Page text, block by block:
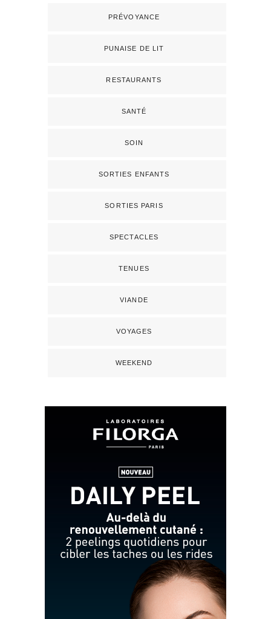
PRÉVOYANCE
PUNAISE DE LIT
RESTAURANTS
SANTÉ
SOIN
SORTIES ENFANTS
SORTIES PARIS
SPECTACLES
TENUES
VIANDE
VOYAGES
WEEKEND